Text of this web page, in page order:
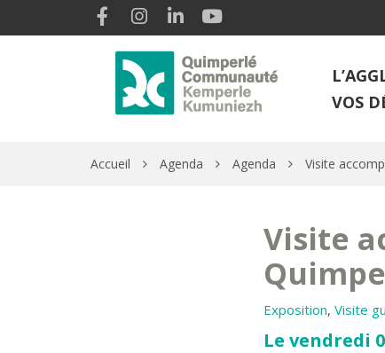
Gestion des traceurs Lien vers le compte Facebook
Lien vers le compte Instagram
Lien vers le compte Linkedin
VOS
Accueil Agenda Agenda Visite
Visite
Exposition, Visite
Le vendredi